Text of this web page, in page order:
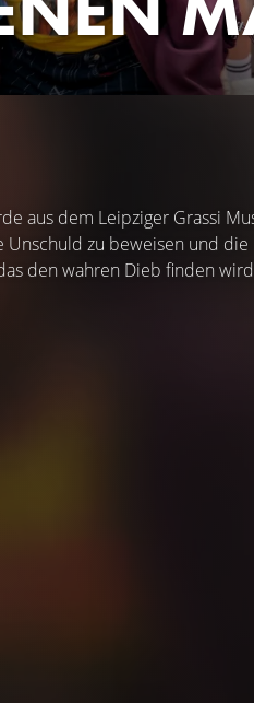
aus dem Leipziger Grassi
zu beweisen und
den wahren Dieb finden